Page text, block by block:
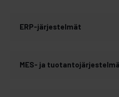
ERP-järjestelmät
MES- ja